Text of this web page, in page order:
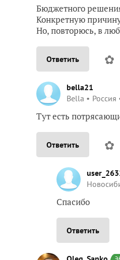
Бюджетного
Конкретную
Но, повторюсь, в
Ответить ✿
bella21
Bella
Россия
Тут есть
Ответить ✿
Спасибо
Ответить